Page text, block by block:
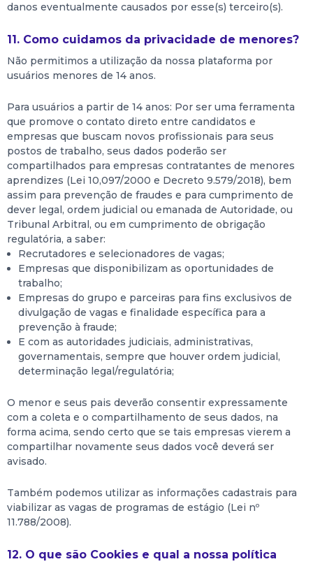
danos eventualmente causados por esse(s) terceiro(s).
11. Como cuidamos da privacidade de menores?
Não permitimos a utilização da nossa plataforma por
usuários menores de 14 anos.
Para usuários a partir de 14 anos: Por ser uma ferramenta
que promove o contato direto entre candidatos e
empresas que buscam novos profissionais para seus
postos de trabalho, seus dados poderão ser
compartilhados para empresas contratantes de menores
aprendizes (Lei 10,097/2000 e Decreto 9.579/2018), bem
assim para prevenção de fraudes e para cumprimento de
dever legal, ordem judicial ou emanada de Autoridade, ou
Tribunal Arbitral, ou em cumprimento de obrigação
regulatória, a saber:
Recrutadores e selecionadores de vagas;
Empresas que disponibilizam as oportunidades de
trabalho;
Empresas do grupo e parceiras para fins exclusivos de
divulgação de vagas e finalidade específica para a
prevenção à fraude;
E com as autoridades judiciais, administrativas,
governamentais, sempre que houver ordem judicial,
determinação legal/regulatória;
O menor e seus pais deverão consentir expressamente
com a coleta e o compartilhamento de seus dados, na
forma acima, sendo certo que se tais empresas vierem a
compartilhar novamente seus dados você deverá ser
avisado.
Também podemos utilizar as informações cadastrais para
viabilizar as vagas de programas de estágio (Lei nº
11.788/2008).
12. O que são Cookies e qual a nossa política